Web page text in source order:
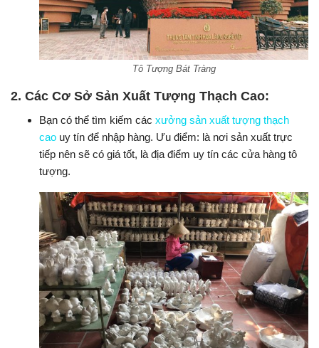
Tô Tượng Bát Tràng
2. Các Cơ Sở Sản Xuất Tượng Thạch Cao:
Bạn có thể tìm kiếm các xưởng sản xuất tượng thạch
cao uy tín để nhập hàng. Ưu điểm: là nơi sản xuất trực
tiếp nên sẽ có giá tốt, là địa điểm uy tín các cửa hàng tô
tượng.